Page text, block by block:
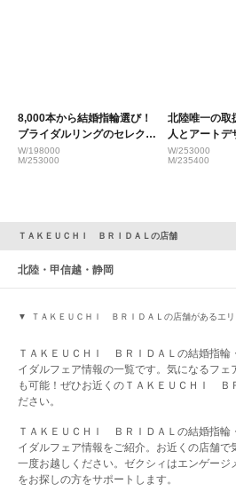
8,000本から結婚指輪選び！
ブライダルリングのセレクト
ショップ
W/198000
M/253000
北陸唯一の取
人とアートデ
ける結婚指輪
W/253000
M/235400
ＴＡＫＥＵＣＨＩ ＢＲＩＤＡＬの店舗
北陸・甲信越・静岡
ＴＡＫＥＵＣＨＩ ＢＲＩＤＡＬの店舗があるエ
ＴＡＫＥＵＣＨＩ ＢＲＩＤＡＬの結婚指輪
イダルフェア情報の一覧です。気になるフ
も可能！ぜひお近くのＴＡＫＥＵＣＨＩ Ｂ
ださい。
ＴＡＫＥＵＣＨＩ ＢＲＩＤＡＬの結婚指輪
イダルフェア情報をご紹介。お近くの店舗
一度お越しください。ゼクシィはエンゲー
をお探しの方をサポートします。